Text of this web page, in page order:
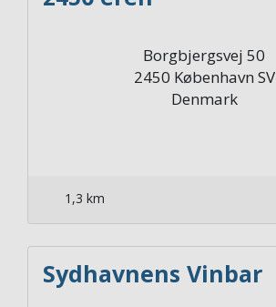
Borgbjergsvej 50
2450 København SV
Denmark
1,3 km
Sydhavnens Vinbar